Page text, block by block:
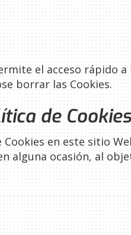
el acceso rápido
borrar las Cookies.
de Cookies
en este sitio
alguna ocasión, al